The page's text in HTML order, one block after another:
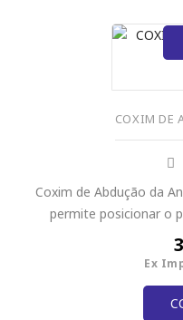
COXIM DE
Coxim de Abdução da
permite posicionar o
Ex